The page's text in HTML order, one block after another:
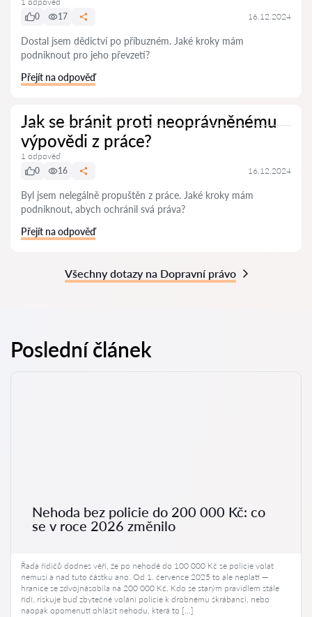
0
17 16.12.2024
Dostal jsem dědictví po příbuzném. Jaké kroky mám
podniknout pro jeho převzetí?
Přejít na odpověď
Jak se bránit proti neoprávněnému
výpovědi z práce?
1 odpověď
0
16 16.12.2024
Byl jsem nelegálně propuštěn z práce. Jaké kroky mám
podniknout, abych ochránil svá práva?
Přejít na odpověď
Všechny dotazy na Dopravní právo
Poslední článek
Nehoda bez policie do 200 000 Kč: co
se v roce 2026 změnilo
Řada řidičů dodnes věří, že po nehodě do 100 000 Kč se policie volat
nemusí a nad tuto částku ano. Od 1. července 2025 to ale neplatí —
hranice se zdvojnásobila na 200 000 Kč. Kdo se starým pravidlem stále
řídí, riskuje buď zbytečné volání policie k drobnému škrábanci, nebo
naopak opomenutí ohlásit nehodu, která to […]